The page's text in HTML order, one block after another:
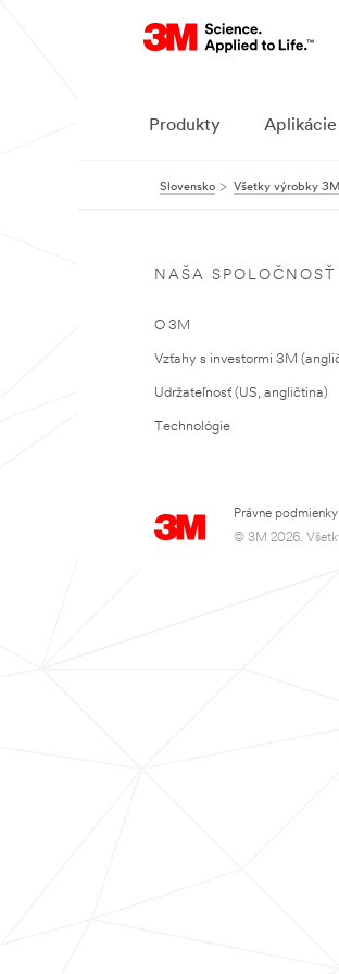
Produkty Aplikácie
Slovensko Všetky výrobky 3M
NAŠA SPOLOČNOSŤ
O 3M
Vzťahy s investormi 3M
Udržateľnosť (US, angličtina)
Technológie
Právne podmienky
© 3M 2026.